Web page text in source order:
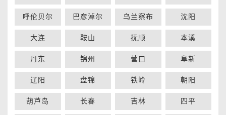
呼伦贝尔 巴彦淖尔 乌兰察布 沈阳
大连 鞍山 抚顺 本溪
丹东 锦州 营口 阜新
辽阳 盘锦 铁岭 朝阳
葫芦岛 长春 吉林 四平